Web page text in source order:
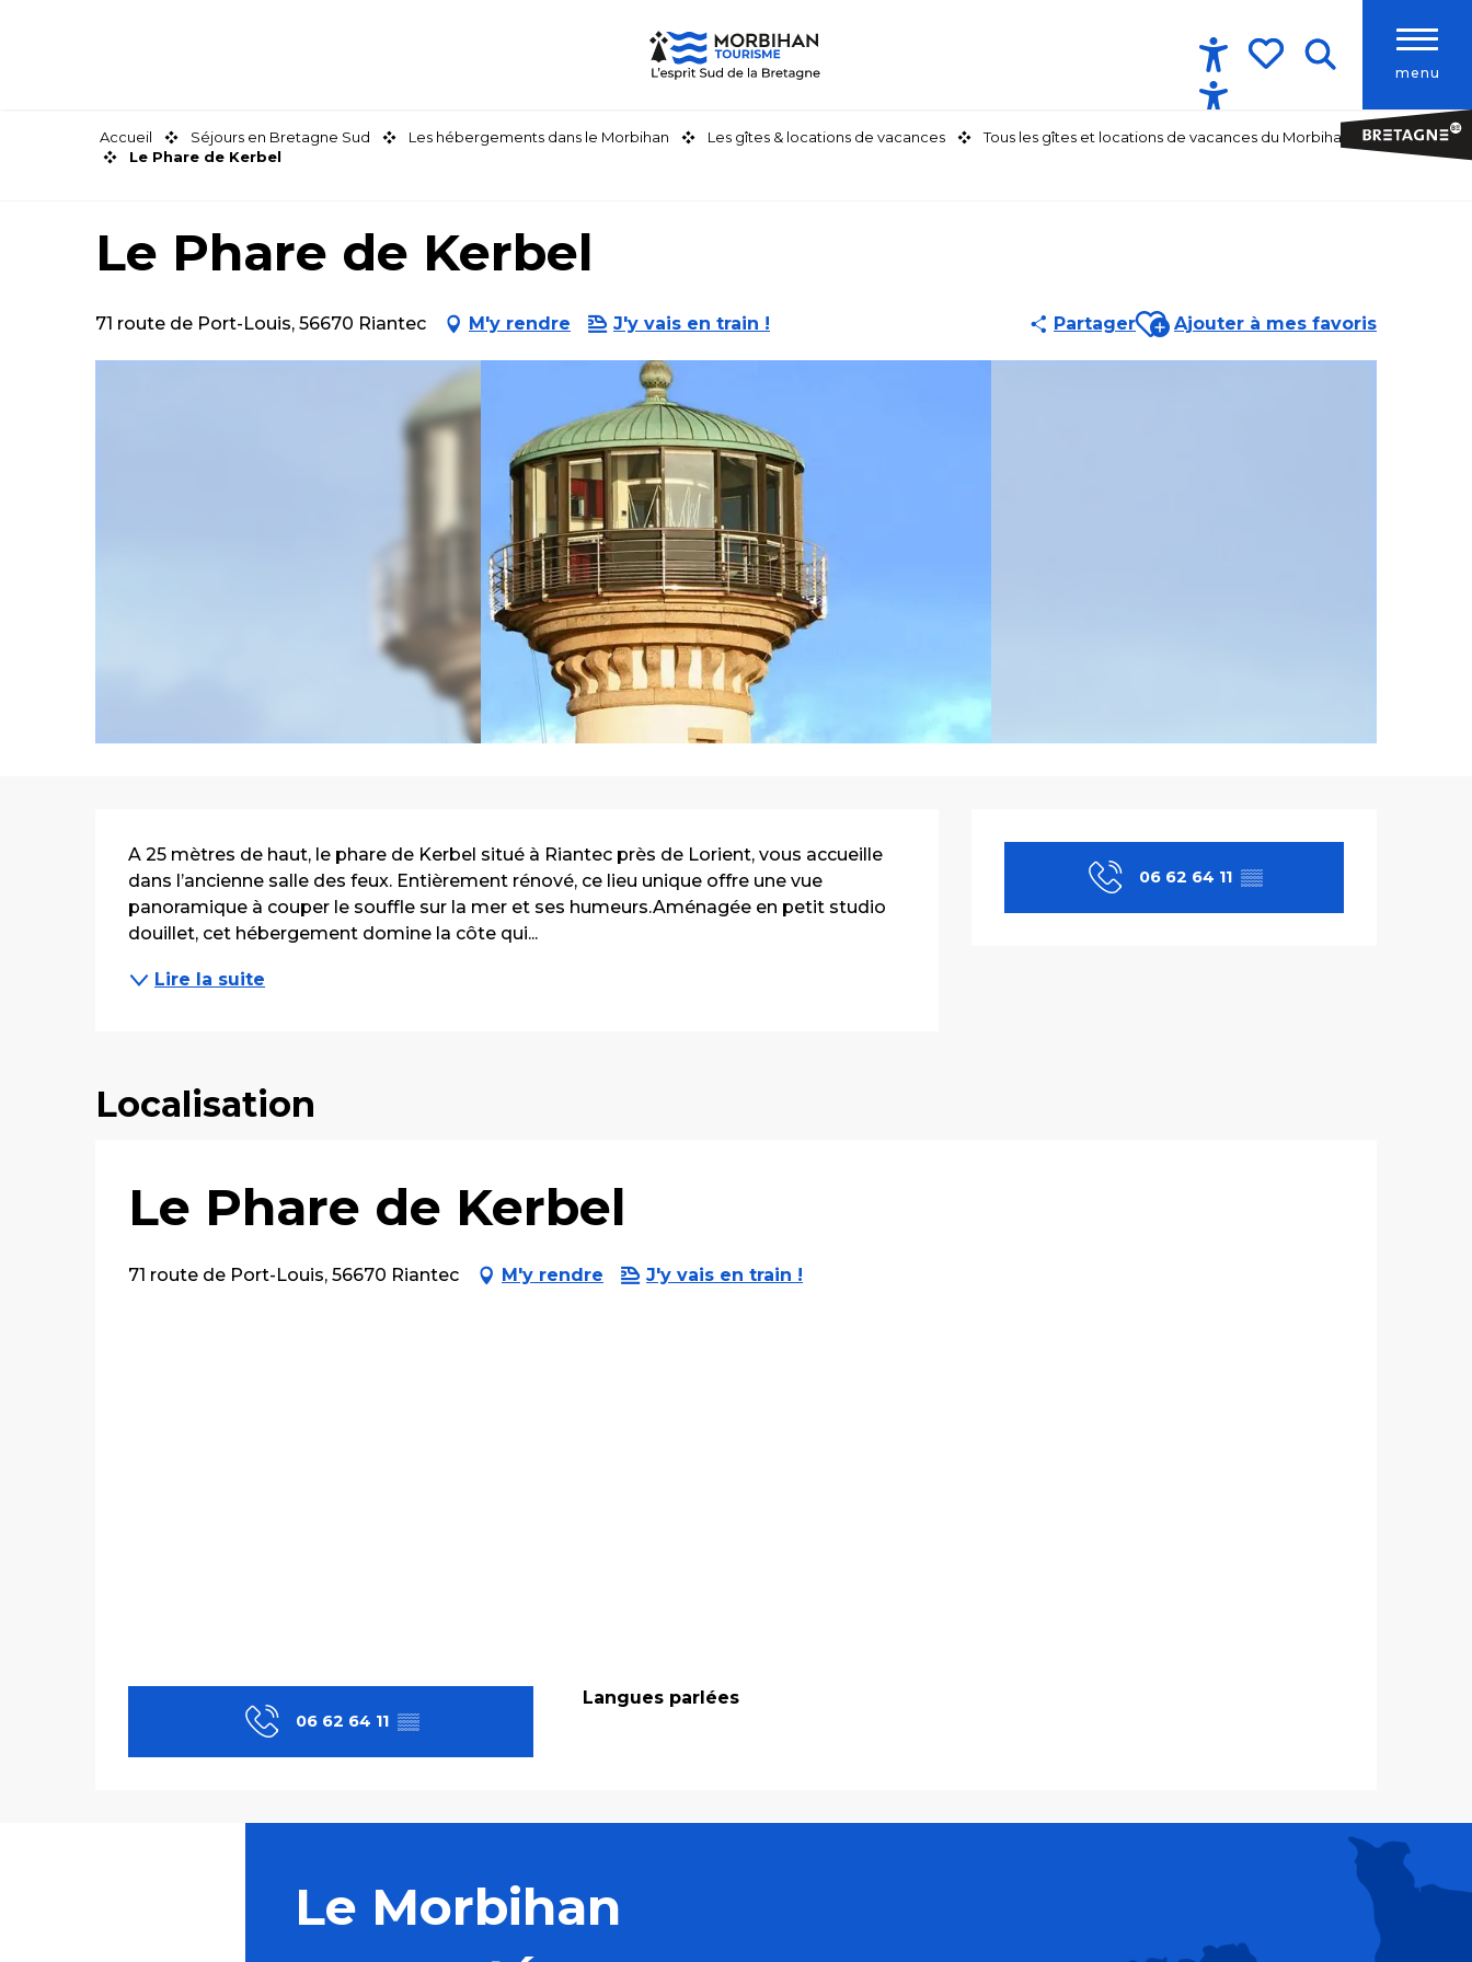
menu
Accessibilité
Accueil Séjours en Bretagne Sud Les hébergements dans le Morbihan Les gîtes & locations de vacances
Tous les gîtes et locations de vacances du Morbihan
Le Phare de Kerbel
Le Phare de Kerbel
71 route de Port-Louis, 56670 Riantec M'y rendre J'y vais en train ! PartagerAjouter aux favoris
Ajouter à mes favoris
Ouverture et
06 62 64 11 ▒▒
Description
A 25 mètres de haut, le phare de Kerbel situé à Riantec près de Lorient, vous accueille
dans l’ancienne salle des feux. Entièrement rénové, ce lieu unique offre une vue
panoramique à couper le souffle sur la mer et ses humeurs.Aménagée en petit studio
douillet, cet hébergement domine la côte qui...
Lire la suite
Localisation
Le Phare de Kerbel
71 route de Port-Louis, 56670 Riantec M'y rendre J'y vais en train !
06 62 64 11 ▒▒
Langues parlées
Langues parlées
Le Morbihan